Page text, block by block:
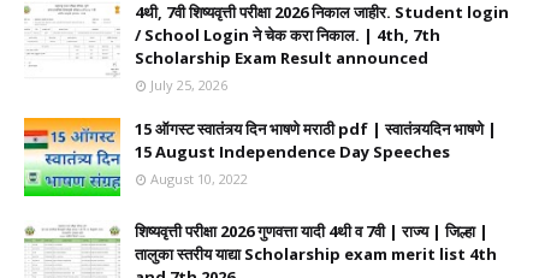
4थी, 7वी शिष्यवृत्ती परीक्षा 2026 निकाल जाहीर. Student login
/ School Login ने चेक करा निकाल. | 4th, 7th
Scholarship Exam Result announced
July 25, 2026
15 ऑगस्ट स्वातंत्र्य दिन भाषणे मराठी pdf | स्वातंत्र्यदिन भाषणे |
15 August Independence Day Speeches
August 10, 2022
शिष्यवृत्ती परीक्षा 2026 गुणवत्ता यादी 4थी व 7वी | राज्य | जिल्हा |
तालुका स्तरीय याद्या Scholarship exam merit list 4th